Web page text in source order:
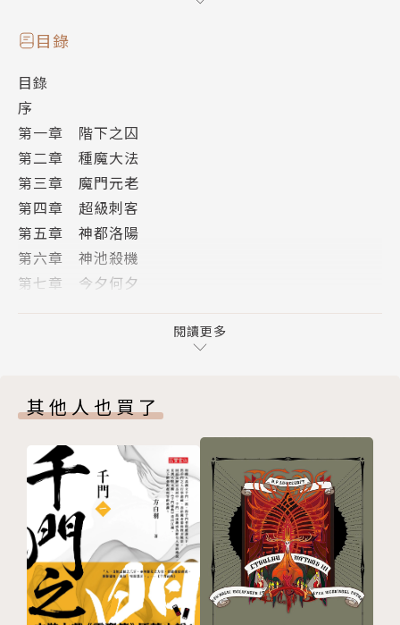
在《大唐雙龍傳》中最後登場的可愛小女孩明空，此時
起，欲將魔門兩派六道《天魔策》十卷重歸於一。獨欠
魔門秘不可測、從沒有人練成過的《道心種魔大法》。
大法秘卷已毀，唯一深悉此書者被押返洛陽，造就了不
情願的新一代邪帝龍鷹，也促成了龍鷹介入歷史上由武
周重歸李唐的皇權爭鬥。
這段繼
目錄
目錄
序
第一章 階下之囚
第二章 種魔大法
第三章 魔門元老
第四章 超級刺客
第五章 神都洛陽
第六章 神池殺機
第七章 今夕何夕
第十二章 八方風雲
第十四章 恐嚇勒索
第十五章 許君為妾
第十六章 遊龍戲鳳
第十七章 三真合一
第十八章 兩女之間
版權頁
閱讀更多
其他人也買了